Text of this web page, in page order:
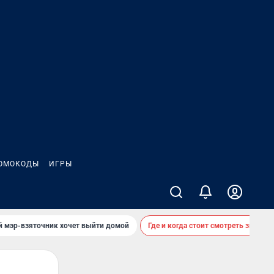
ИГРЫ
мэр-взяточник хочет выйти домой Где и когда стоит смотреть